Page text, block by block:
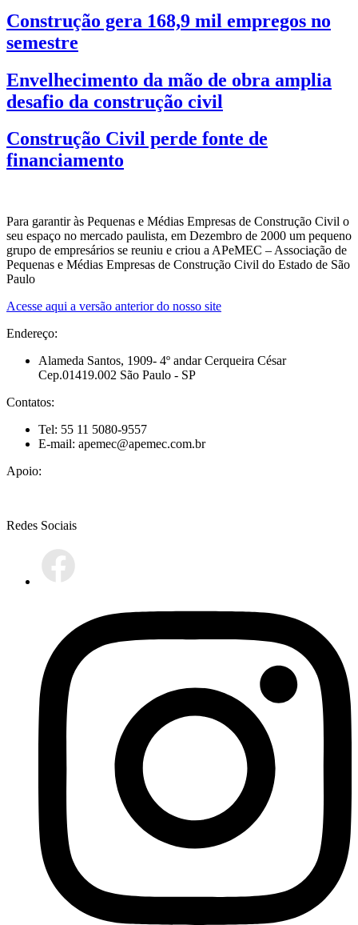
Construção gera 168,9 mil empregos no
semestre
Envelhecimento da mão de obra amplia
desafio da construção civil
Construção Civil perde fonte de
financiamento
Para garantir às Pequenas e Médias Empresas de Construção Civil o
seu espaço no mercado paulista, em Dezembro de 2000 um pequeno
grupo de empresários se reuniu e criou a APeMEC – Associação de
Pequenas e Médias Empresas de Construção Civil do Estado de São
Paulo
Acesse aqui a versão anterior do nosso site
Endereço:
Alameda Santos, 1909- 4º andar Cerqueira César
Cep.01419.002 São Paulo - SP
Contatos:
Tel: 55 11 5080-9557
E-mail: apemec@apemec.com.br
Apoio:
Redes Sociais